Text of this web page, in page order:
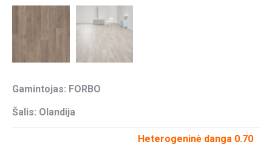
Gamintojas: FORBO
Šalis: Olandija
Heterogeninė danga 0.70